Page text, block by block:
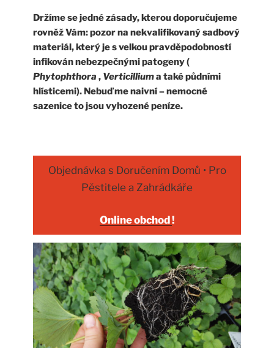
Držíme se jedné zásady, kterou doporučujeme
rovněž Vám:pozor na nekvalifikovaný sadbový
materiál, který je s velkou pravděpodobností
infikován nebezpečnými patogeny (
Phytophthora , Verticilliuma také půdními
hlísticemi). Nebuďme naivní – nemocné
sazenice to jsou vyhozené peníze.
Objednávka s Doručením Domů • Pro
Pěstitele a Zahrádkáře
Online obchod!